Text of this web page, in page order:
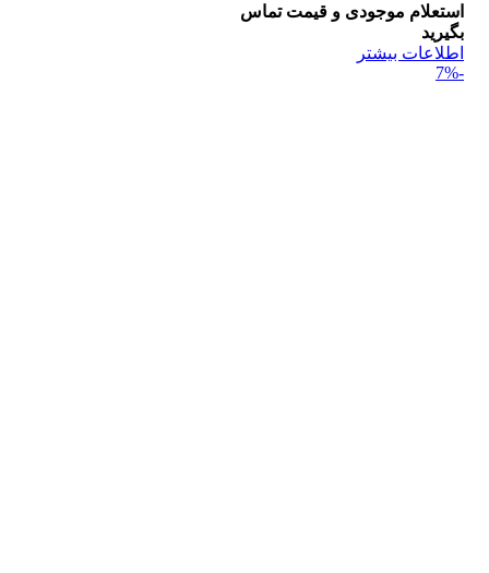
استعلام موجودی و قیمت تماس
بگیرید
اطلاعات بیشتر
-7%